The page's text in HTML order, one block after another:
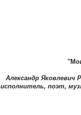
Александр Яковлевич
исполнитель, поэт,